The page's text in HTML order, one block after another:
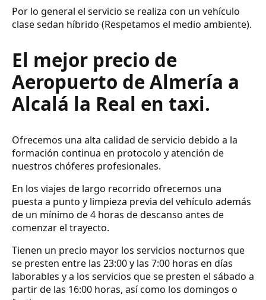
Por lo general el servicio se realiza con un vehículo
clase sedan híbrido (Respetamos el medio ambiente).
El mejor precio de
Aeropuerto de Almería a
Alcalá la Real en taxi.
Ofrecemos una alta calidad de servicio debido a la
formación continua en protocolo y atención de
nuestros chóferes profesionales.
En los viajes de largo recorrido ofrecemos una
puesta a punto y limpieza previa del vehículo además
de un mínimo de 4 horas de descanso antes de
comenzar el trayecto.
Tienen un precio mayor los servicios nocturnos que
se presten entre las 23:00 y las 7:00 horas en días
laborables y a los servicios que se presten el sábado a
partir de las 16:00 horas, así como los domingos o